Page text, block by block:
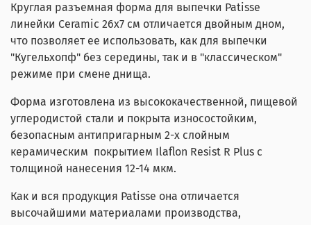
Круглая разъемная форма для выпечки Patisse
линейки Ceramic 26х7 см отличается двойным дном,
что позволяет ее использовать, как для выпечки
"Кугельхопф" без середины, так и в "классическом"
режиме при смене днища.
Форма изготовлена из высококачественной, пищевой
углеродистой стали и покрыта износостойким,
безопасным антипригарным 2-х слойным
керамическим покрытием Ilaflon Resist R Plus с
толщиной нанесения 12-14 мкм.
Как и вся продукция Patisse она отличается
высочайшими материалами производства,